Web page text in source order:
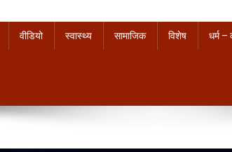
वीडियो स्वास्थ्य सामाजिक विशेष धर्म –